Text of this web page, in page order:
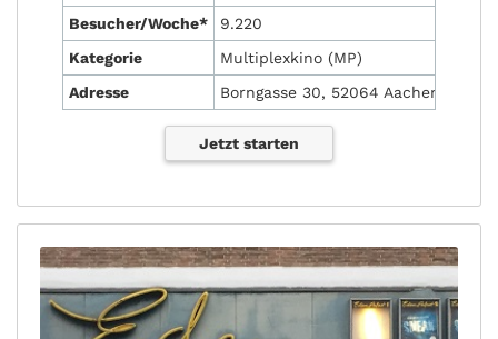
Besucher/Woche*
9.220
Kategorie
Multiplexkino (MP)
Adresse
Borngasse 30, 52064 Aachen
Jetzt starten